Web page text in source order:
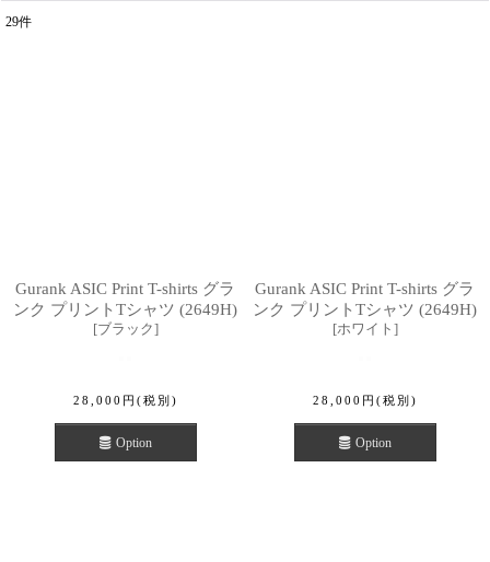
29件
Gurank ASIC Print T-shirts グラ
ンク プリントTシャツ (2649H)
[ブラック]
28,000 円 (税別)
Option
Gurank ASIC Print T-shirts グラ
ンク プリントTシャツ (2649H)
[ホワイト ]
28,000 円 (税別)
Option